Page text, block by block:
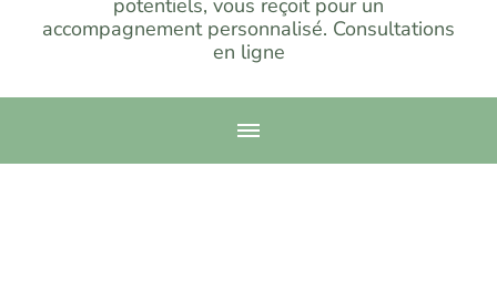
potentiels, vous reçoit pour un
accompagnement personnalisé. Consultations
en ligne